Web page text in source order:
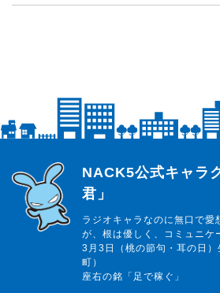
らじっと君
NACK5公式キャラ
君」
ラジオキャラなのに無口で愛
が、根は優しく、コミュニケ
3月3日（桃の節句・耳の日
町）
座右の銘「足で稼ぐ」